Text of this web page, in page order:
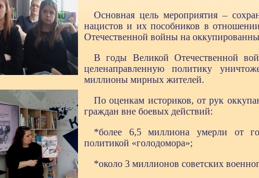
Основная цель мероприятия –
нацистов и их пособников в
Отечественной войны на
В годы Великой Отечественной
целенаправленную политику
миллионы мирных жителей.
По оценкам историков, от рук
граждан вне боевых действий:
*более 6,5 миллиона умерли от
политикой «голодомора»;
*около 3 миллионов советских